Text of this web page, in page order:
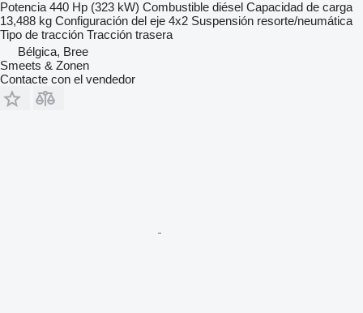
Potencia 440 Hp (323 kW) Combustible diésel Capacidad de carga
13,488 kg Configuración del eje 4x2 Suspensión resorte/neumática
Tipo de tracción Tracción trasera
Bélgica, Bree
Smeets & Zonen
Contacte con el vendedor